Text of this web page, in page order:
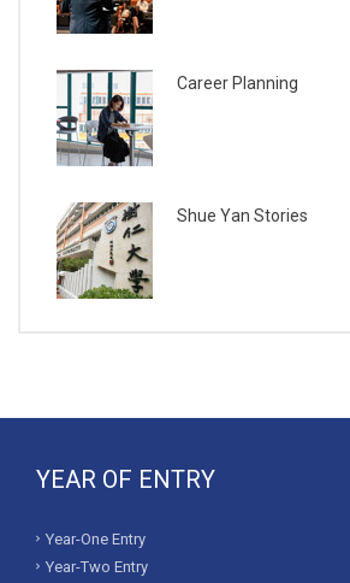
Career Planning
Shue Yan Stories
YEAR OF ENTRY
Year-One Entry
Year-Two Entry